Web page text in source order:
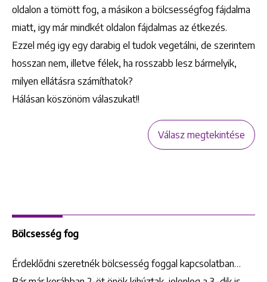
oldalon a tömött fog, a másikon a bölcsességfog fájdalma
miatt, igy már mindkét oldalon fájdalmas az étkezés.
Ezzel még igy egy darabig el tudok vegetálni, de szerintem
hosszan nem, illetve félek, ha rosszabb lesz bármelyik,
milyen ellátásra számíthatok?
Hálásan köszönöm válaszukat!!
Válasz megtekintése
Bölcsesség fog
Érdeklődni szeretnék bölcsesség foggal kapcsolatban…